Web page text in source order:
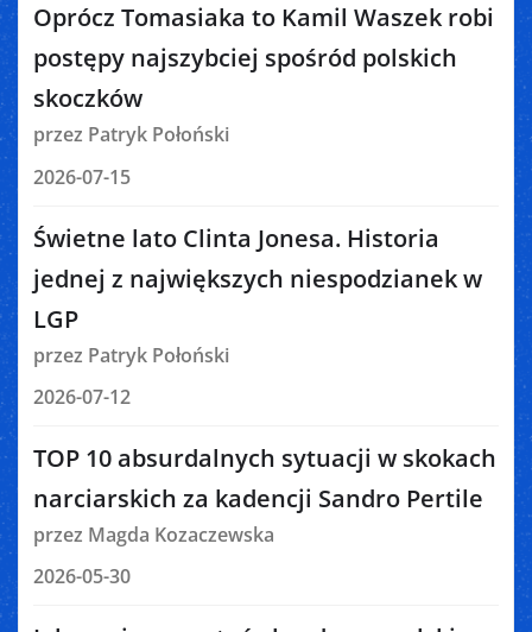
Oprócz Tomasiaka to Kamil Waszek robi
postępy najszybciej spośród polskich
skoczków
przez Patryk Połoński
2026-07-15
Świetne lato Clinta Jonesa. Historia
jednej z największych niespodzianek w
LGP
przez Patryk Połoński
2026-07-12
TOP 10 absurdalnych sytuacji w skokach
narciarskich za kadencji Sandro Pertile
przez Magda Kozaczewska
2026-05-30